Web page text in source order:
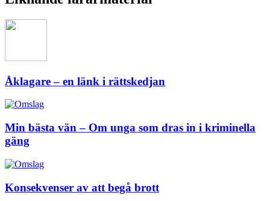
Åklagare – en länk i rättskedjan
Min bästa vän – Om unga som dras in i kriminella
gäng
Konsekvenser av att begå brott